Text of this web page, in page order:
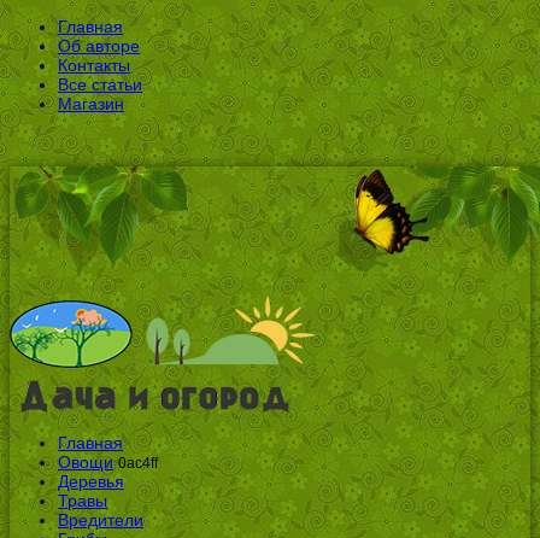
Главная
Об авторе
Контакты
Все статьи
Магазин
Главная
Овощи 0ac4ff
Деревья
Травы
Вредители